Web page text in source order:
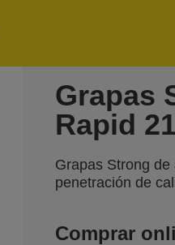
Grapas
Rapid
Grapas Strong de
penetración de
Comprar